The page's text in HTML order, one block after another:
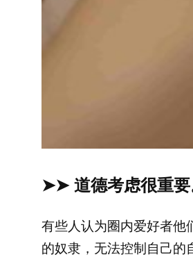
➤➤ 道德考虑很重要
有些人认为圈内爱好者他
的奴隶，无法控制自己的